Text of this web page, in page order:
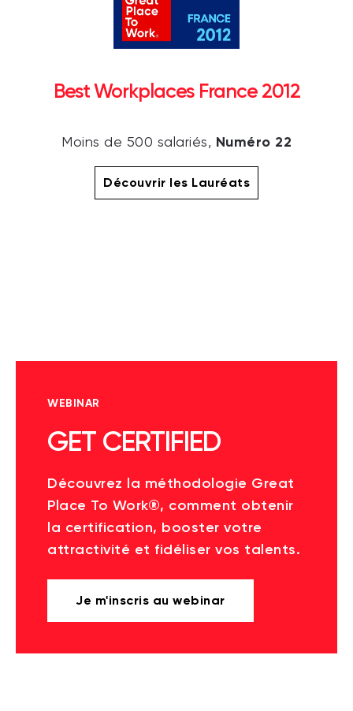
Best Workplaces France 2012
Moins de 500 salariés, Numéro 22
Découvrir les Lauréats
WEBINAR
GET CERTIFIED
Découvrez la méthodologie Great
Place To Work®, comment obtenir
la certification, booster votre
attractivité et fidéliser vos talents.
Je m'inscris au webinar